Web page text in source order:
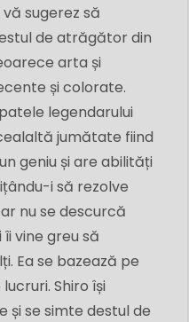
sugerez să
de atrăgător din
arta și
și colorate.
legendarului
jumătate fiind
geniu și are abilități
i să rezolve
nu se descurcă
vine greu să
Ea se bazează pe
Shiro își
se simte destul de